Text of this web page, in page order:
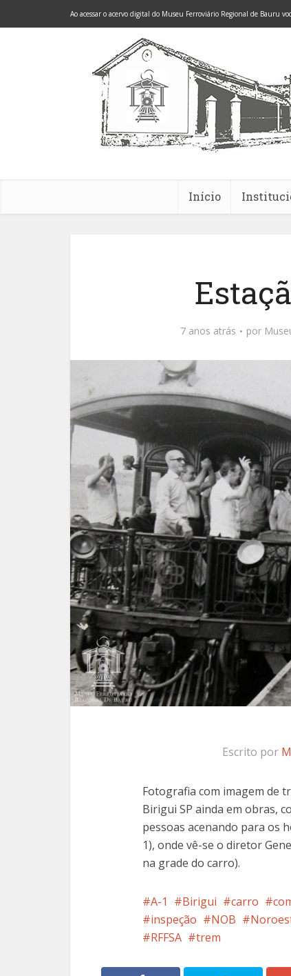
Ao acessar o acervo digital do Museu Ferroviário Regional de Bauru
Início
7 anos atrás por
Escrito por
Fotografia com imagem de
Birigui SP ainda em obras,
pessoas acenando para os
1), onde vê-se o diretor
na grade do carro).
A-1 Birigui carro
inspeção
NOB
RFFSA
trem